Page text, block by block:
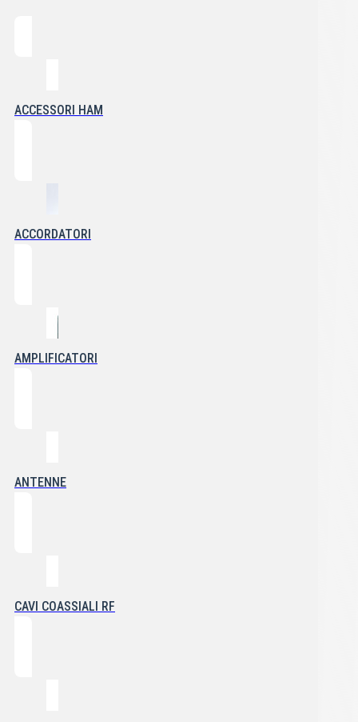
ACCESSORI HAM
ACCORDATORI
AMPLIFICATORI
ANTENNE
CAVI COASSIALI RF